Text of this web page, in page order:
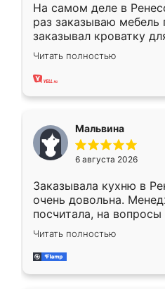
На самом деле в
раз заказываю мебель
заказывал кроватку
ребёнка при его
заказал шкаф-купе. По
хорошее сборка
меньше, здесь же он
Мне нравится ,если
мебели буду
Читать полностью
Мальвина
6 августа 2026
Заказывала кухню в
очень довольна.
посчитала, на вопросы
Замерщик приехал в
делу со всей
за день, ребята
Читать полностью